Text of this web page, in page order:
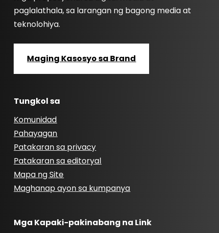
paglalathala, sa larangan ng bagong media at
teknolohiya.
Maging Kasosyo sa Brand
Tungkol sa
Komunidad
Pahayagan
Patakaran sa privacy
Patakaran sa editoryal
Mapa ng Site
Maghanap ayon sa kumpanya
Mga Kapaki-pakinabang na Link